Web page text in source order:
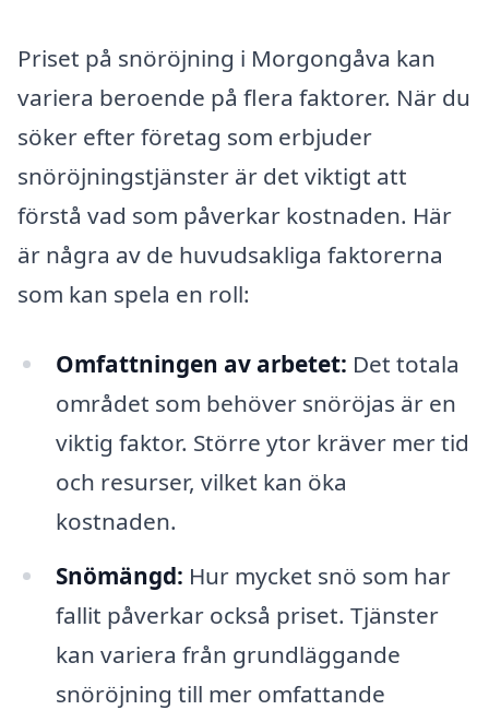
Priset på snöröjning i Morgongåva kan
variera beroende på flera faktorer. När du
söker efter företag som erbjuder
snöröjningstjänster är det viktigt att
förstå vad som påverkar kostnaden. Här
är några av de huvudsakliga faktorerna
som kan spela en roll:
Omfattningen av arbetet: Det totala
området som behöver snöröjas är en
viktig faktor. Större ytor kräver mer tid
och resurser, vilket kan öka
kostnaden.
Snömängd: Hur mycket snö som har
fallit påverkar också priset. Tjänster
kan variera från grundläggande
snöröjning till mer omfattande